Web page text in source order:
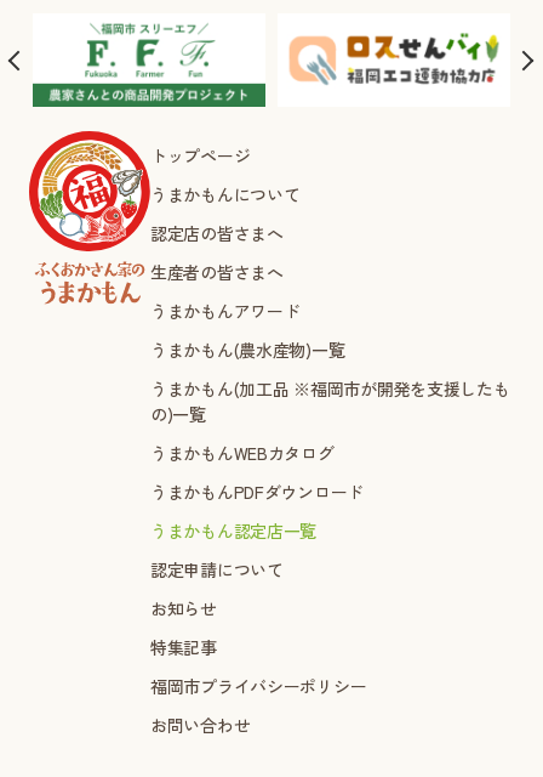
トップページ
うまかもんについて
認定店の皆さまへ
生産者の皆さまへ
うまかもんアワード
うまかもん(農水産物)一覧
うまかもん(加工品 ※福岡市が開発を支援したも
の)一覧
うまかもんWEBカタログ
うまかもんPDFダウンロード
うまかもん認定店一覧
認定申請について
お知らせ
特集記事
福岡市プライバシーポリシー
お問い合わせ